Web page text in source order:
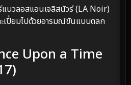
แนวลอสแอนเจลิสนัวร์ (LA Noir)
เปี่ยมไปด้วยอารมณ์ขันแบบตลก
Upon a Time